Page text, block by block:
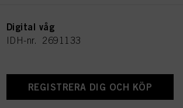
Digital våg
IDH-nr. 2691133
REGISTRERA DIG OCH KÖP